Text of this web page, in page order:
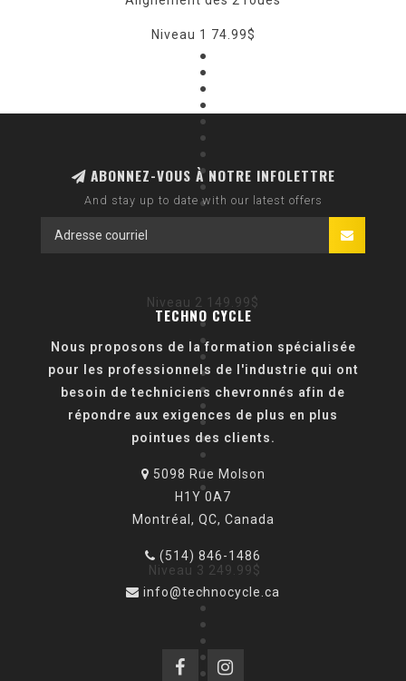
Niveau 1 74.99$
Niveau 2 149.99$
Niveau 3 249.99$
●
●
●
●
●
●
●
●
●
●
●
●
●
●
●
●
●
●
●
●
●
●
●
●
●
●
●
ABONNEZ-VOUS À NOTRE INFOLETTRE
And stay up to date with our latest offers
TECHNO CYCLE
Nous proposons de la formation spécialisée
pour les professionnels de l'industrie qui ont
besoin de techniciens chevronnés afin de
répondre aux exigences de plus en plus
pointues des clients.
5098 Rue Molson
H1Y 0A7
Montréal, QC, Canada
(514) 846-1486
info@technocycle.ca